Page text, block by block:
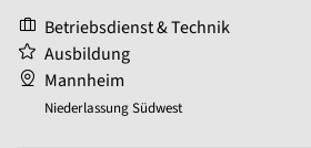
Betriebsdienst & Technik
Ausbildung
Mannheim
Niederlassung Südwest